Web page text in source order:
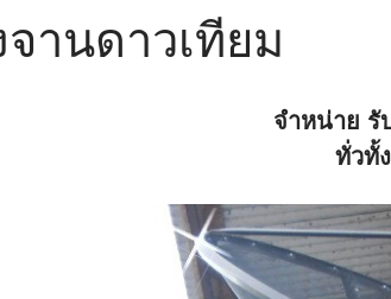
านดาวเทียม
จำหน่าย รั
ทั่วทั้